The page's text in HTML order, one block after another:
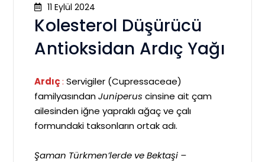
11 Eylül 2024
Kolesterol Düşürücü
Antioksidan Ardıç Yağı
Ardıç: Servigiler (Cupressaceae)
familyasındanJuniperus cinsine ait çam
ailesinden iğne yapraklı ağaç ve çalı
formundaki taksonların ortak adı.
Şaman Türkmen’lerde ve Bektaşi –